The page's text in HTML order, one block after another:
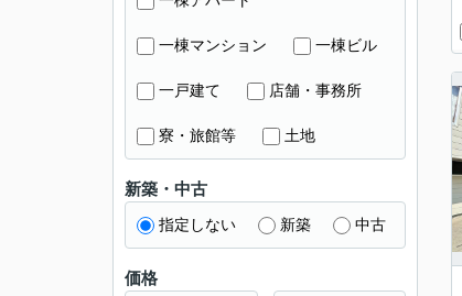
一棟マンション 一棟ビル
一戸建て 店舗・事務所
寮・旅館等 土地
新築・中古
指定しない 新築 中古
価格